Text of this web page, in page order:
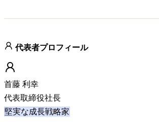
代表者プロフィール
首藤 利幸
代表取締役社長
堅実な成長戦略家